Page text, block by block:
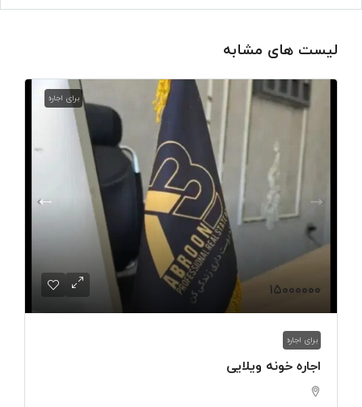
لیست های مشابه
برای اجاره
۱۵۰۰۰۰۰۰
برای اجاره
اجاره خونه ویلایی